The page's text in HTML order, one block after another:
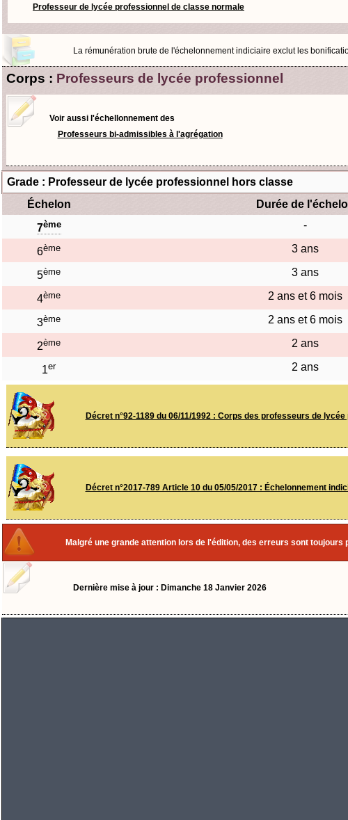
Professeur de lycée professionnel de classe normale
La rémunération brute de l'échelonnement indiciaire exclut les
Corps : Professeurs de lycée professionnel
Voir aussi l'échellonnement des
Professeurs bi-admissibles à l'agrégation
Grade : Professeur de lycée professionnel hors classe
Échelon
Durée de
7ème -
6ème 3 ans
5ème 3 ans
4ème 2 ans et 6 mois
3ème 2 ans et 6 mois
2ème 2 ans
1er 2 ans
Décret n°92-1189 du 06/11/1992 : Corps des professeurs de lycée
Décret n°2017-789 Article 10 du 05/05/2017 : Échelonnement
Malgré une grande attention lors de l'édition, des erreurs sont
Dernière mise à jour : Dimanche 18 Janvier 2026